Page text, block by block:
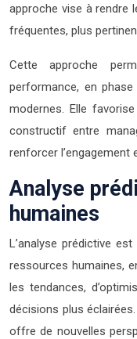
approche vise à rendre
fréquentes, plus
Cette approche
performance, en
modernes. Elle
constructif entre
renforcer l’engagement
Analyse
humaines
L’analyse prédictive
ressources humaines,
les tendances,
décisions plus
offre de nouvelles